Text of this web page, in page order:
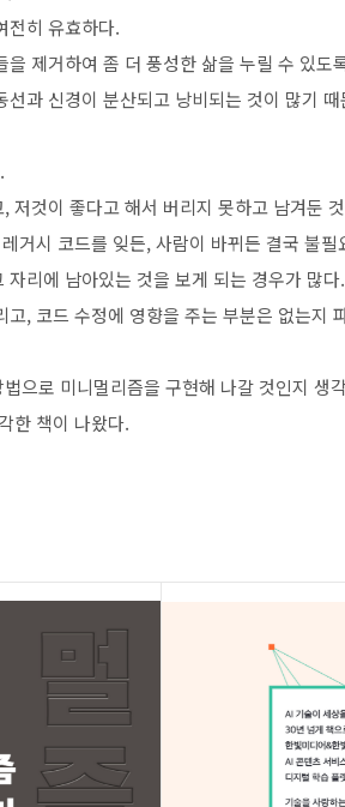
전히 유효하다.
제거하여 좀 더 풍성한 삶을 누릴 수 있도
과 신경이 분산되고 낭비되는 것이 많기 때
저것이 좋다고 해서 버리지 못하고 남겨둔
거시 코드를 잊든, 사람이 바뀌든 결국 불
리에 남아있는 것을 보게 되는 경우가 많다.
, 코드 수정에 영향을 주는 부분은 없는지
으로 미니멀리즘을 구현해 나갈 것인지 생
한 책이 나왔다.